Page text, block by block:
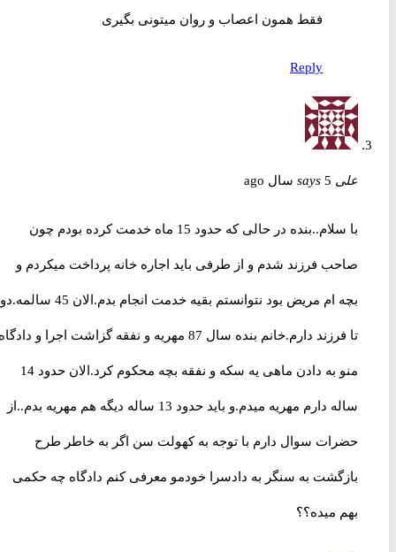
فقط همون اعصاب و روان میتونی بگیری
Reply
علی says 5 سال ago
با سلام..بنده در حالی که حدود 15 ماه خدمت کرده بودم چون
صاحب فرزند شدم و از طرفی باید اجاره خانه پرداخت میکردم و
بچه ام مریض بود نتوانستم بقیه خدمت انجام بدم.الان 45 سالمه.دو
تا فرزند دارم.خانم بنده سال 87 مهریه و نفقه گزاشت اجرا و دادگاه
منو به دادن ماهی یه سکه و نفقه بچه محکوم کرد.الان حدود 14
ساله دارم مهریه میدم.و باید حدود 13 ساله دیگه هم مهریه بدم..از
حضرات سوال دارم با توجه به کهولت سن اگر به خاطر طرح
بازگشت به سنگر به دادسرا خودمو معرفی کنم دادگاه چه حکمی
بهم میده؟؟